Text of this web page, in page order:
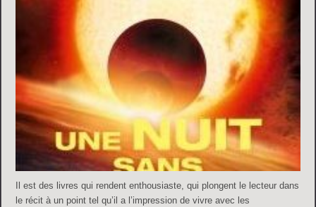
Il est des livres qui rendent enthousiaste, qui plongent le lecteur dans
le récit à un point tel qu’il a l’impression de vivre avec les